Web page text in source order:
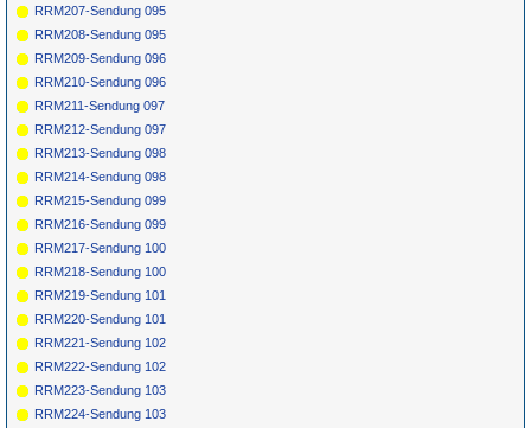
RRM207-Sendung 095
RRM208-Sendung 095
RRM209-Sendung 096
RRM210-Sendung 096
RRM211-Sendung 097
RRM212-Sendung 097
RRM213-Sendung 098
RRM214-Sendung 098
RRM215-Sendung 099
RRM216-Sendung 099
RRM217-Sendung 100
RRM218-Sendung 100
RRM219-Sendung 101
RRM220-Sendung 101
RRM221-Sendung 102
RRM222-Sendung 102
RRM223-Sendung 103
RRM224-Sendung 103